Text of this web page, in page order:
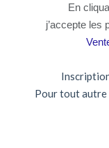
En
j’accepte les
Pour tout autre